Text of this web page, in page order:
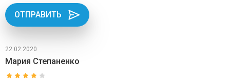
ОТПРАВИТЬ
22.02.2020
Мария Степаненко